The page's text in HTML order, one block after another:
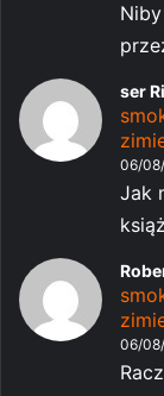
ser
06/
Jak
06/